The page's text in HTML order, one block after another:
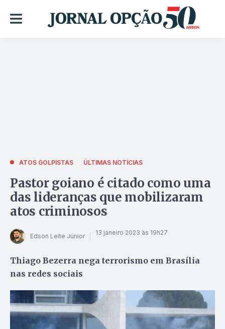
ATOS GOLPISTAS ÚLTIMAS NOTÍCIAS
Pastor goiano é citado como uma
das lideranças que mobilizaram
atos criminosos
Edson Leite Júnior 13 janeiro 2023 às 19h27
Thiago Bezerra nega terrorismo em Brasília
nas redes sociais